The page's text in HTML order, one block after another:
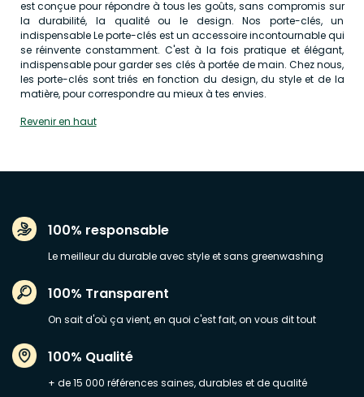
est conçue pour répondre à tous les goûts, sans compromis sur
la durabilité, la qualité ou le design. Nos porte-clés, un
indispensable Le porte-clés est un accessoire incontournable qui
se réinvente constamment. C'est à la fois pratique et élégant,
indispensable pour garder ses clés à portée de main. Chez nous,
les porte-clés sont triés en fonction du design, du style et de la
matière, pour correspondre au mieux à tes envies.
Revenir en haut
100% responsable
Le meilleur du durable avec style et sans greenwashing
100% Transparent
On sait d'où ça vient, en quoi c'est fait, on vous dit tout
100% Qualité
+ de 15 000 références saines, durables et de qualité